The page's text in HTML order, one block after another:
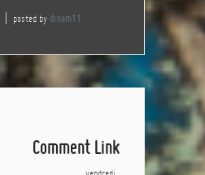
posted by dream11
Comment Link